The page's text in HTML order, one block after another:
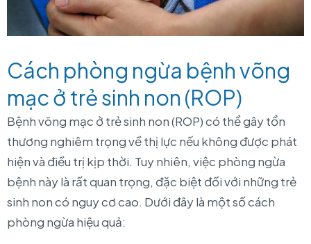
Cách phòng ngừa bệnh võng
mạc ở trẻ sinh non (ROP)
Bệnh võng mạc ở trẻ sinh non (ROP) có thể gây tổn
thương nghiêm trọng về thị lực nếu không được phát
hiện và điều trị kịp thời. Tuy nhiên, việc phòng ngừa
bệnh này là rất quan trọng, đặc biệt đối với những trẻ
sinh non có nguy cơ cao. Dưới đây là một số cách
phòng ngừa hiệu quả: